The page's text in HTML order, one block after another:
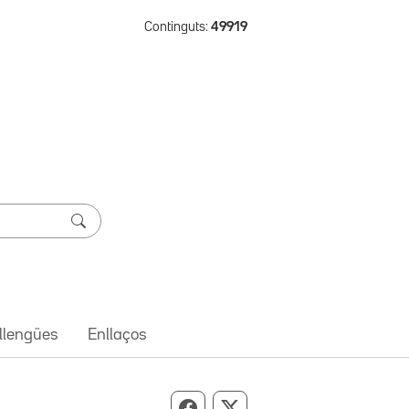
Continguts: 49919
Enllaços